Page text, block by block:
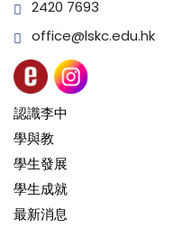
2420 7693
office@lskc.edu.hk
認識李中
學與教
學生發展
學生成就
最新消息